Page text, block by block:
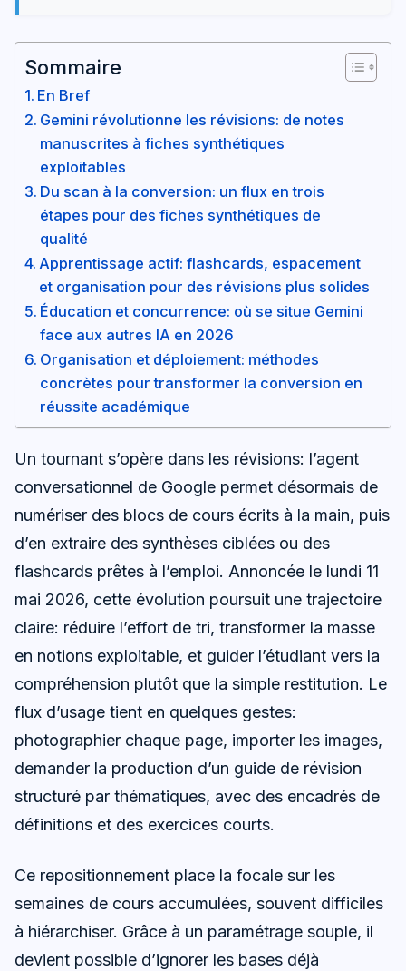
Sommaire
En Bref
Gemini révolutionne les révisions: de notes
manuscrites à fiches synthétiques
exploitables
Du scan à la conversion: un flux en trois
étapes pour des fiches synthétiques de
qualité
Apprentissage actif: flashcards, espacement
et organisation pour des révisions plus solides
Éducation et concurrence: où se situe Gemini
face aux autres IA en 2026
Organisation et déploiement: méthodes
concrètes pour transformer la conversion en
réussite académique
Un tournant s’opère dans les révisions: l’agent
conversationnel de Google permet désormais de
numériser des blocs de cours écrits à la main, puis
d’en extraire des synthèses ciblées ou des
flashcards prêtes à l’emploi. Annoncée le lundi 11
mai 2026, cette évolution poursuit une trajectoire
claire: réduire l’effort de tri, transformer la masse
en notions exploitable, et guider l’étudiant vers la
compréhension plutôt que la simple restitution. Le
flux d’usage tient en quelques gestes:
photographier chaque page, importer les images,
demander la production d’un guide de révision
structuré par thématiques, avec des encadrés de
définitions et des exercices courts.
Ce repositionnement place la focale sur les
semaines de cours accumulées, souvent difficiles
à hiérarchiser. Grâce à un paramétrage souple, il
devient possible d’ignorer les bases déjà